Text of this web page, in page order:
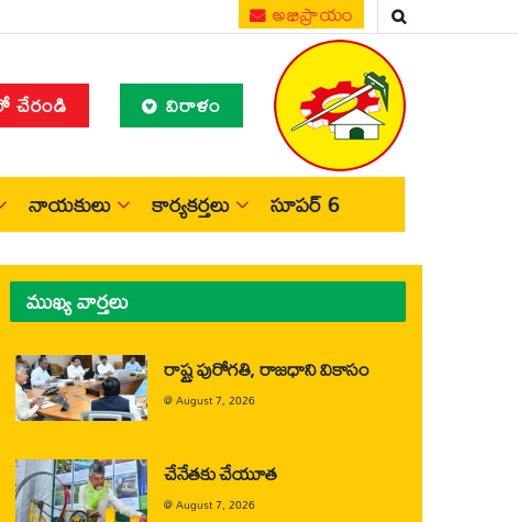
అభిప్రాయం
చేరండి విరాళం
నాయకులు కార్యకర్తలు సూపర్ 6
ముఖ్య వార్తలు
రాష్ట్ర పురోగతి, రాజధాని వికాసం
@August 7, 2026
చేనేతకు చేయూత
@August 7, 2026